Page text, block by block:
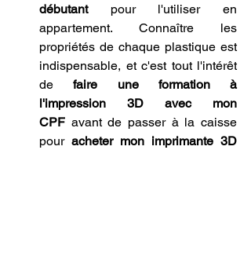
débutant pour l'utiliser en
appartement. Connaître les
propriétés de chaque plastique est
indispensable, et c'est tout l'intérêt
de faire une formation à
l'impression 3D avec mon
CPF avant de passer à la caisse
pour acheter mon imprimante 3D